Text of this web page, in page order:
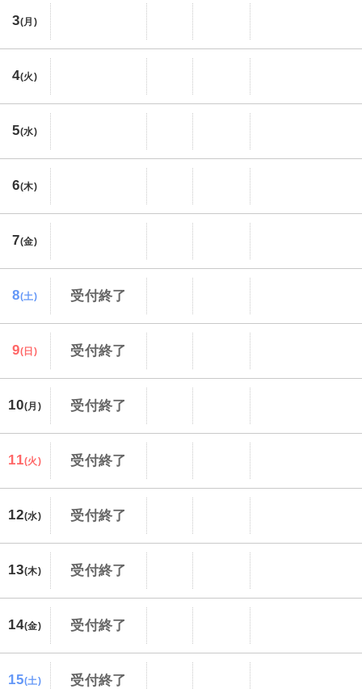
3(月)
4(火)
5(水)
6(木)
7(金)
8(土) 受付終了
9(日) 受付終了
10(月) 受付終了
11(火) 受付終了
12(水) 受付終了
13(木) 受付終了
14(金) 受付終了
15(土) 受付終了